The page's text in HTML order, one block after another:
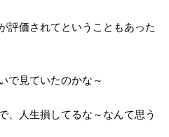
評価されてということもあった
で見ていたのかな～
、人生損してるな～なんて思う